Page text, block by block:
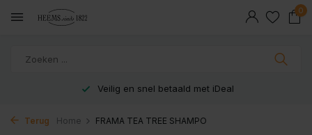
0
Veilig en snel betaald met iDeal
Terug Home FRAMA TEA TREE SHAMPO